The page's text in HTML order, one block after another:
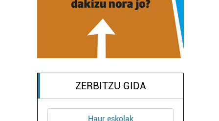
ZERBITZU GIDA
Haur eskolak